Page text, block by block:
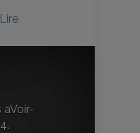
aVoir-